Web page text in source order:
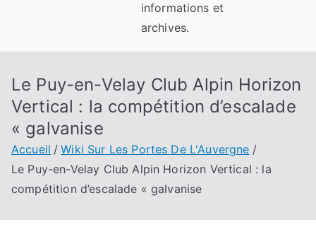
informations et
archives.
Le Puy-en-Velay Club Alpin Horizon
Vertical : la compétition d’escalade
« galvanise
Accueil
Wiki Sur Les Portes De L'Auvergne
Le Puy-en-Velay Club Alpin Horizon Vertical : la
compétition d’escalade « galvanise